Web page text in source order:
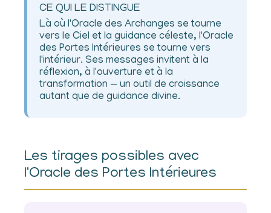
CE QUI LE DISTINGUE
Là où l'Oracle des Archanges se tourne
vers le Ciel et la guidance céleste, l'Oracle
des Portes Intérieures se tourne vers
l'intérieur. Ses messages invitent à la
réflexion, à l'ouverture et à la
transformation — un outil de croissance
autant que de guidance divine.
Les tirages possibles avec
l'Oracle des Portes Intérieures